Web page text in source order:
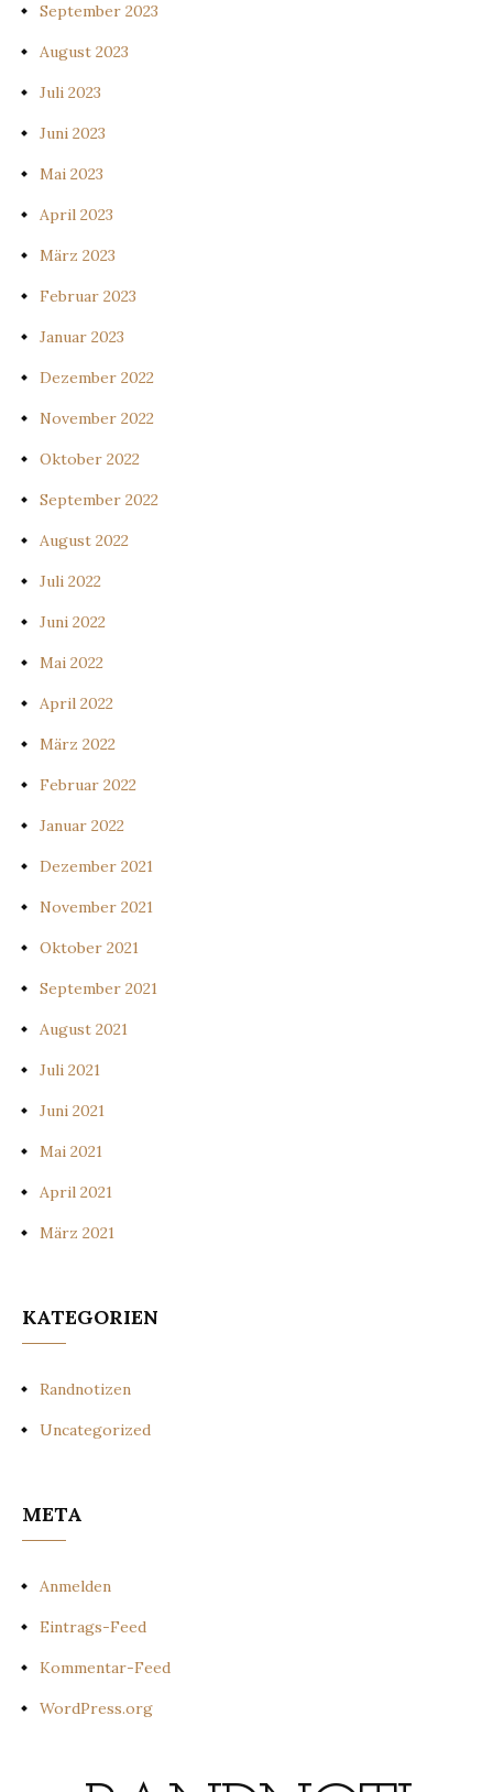
September 2023
August 2023
Juli 2023
Juni 2023
Mai 2023
April 2023
März 2023
Februar 2023
Januar 2023
Dezember 2022
November 2022
Oktober 2022
September 2022
August 2022
Juli 2022
Juni 2022
Mai 2022
April 2022
März 2022
Februar 2022
Januar 2022
Dezember 2021
November 2021
Oktober 2021
September 2021
August 2021
Juli 2021
Juni 2021
Mai 2021
April 2021
März 2021
KATEGORIEN
Randnotizen
Uncategorized
META
Anmelden
Eintrags-Feed
Kommentar-Feed
WordPress.org